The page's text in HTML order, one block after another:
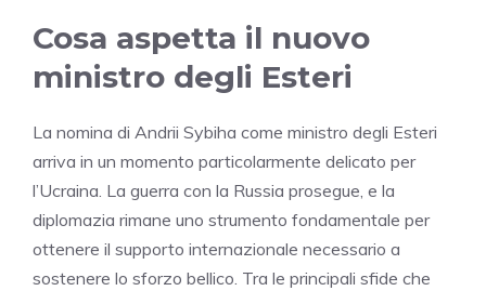
Cosa aspetta il nuovo
ministro degli Esteri
La nomina di Andrii Sybiha come ministro degli Esteri
arriva in un momento particolarmente delicato per
l’Ucraina. La guerra con la Russia prosegue, e la
diplomazia rimane uno strumento fondamentale per
ottenere il supporto internazionale necessario a
sostenere lo sforzo bellico. Tra le principali sfide che